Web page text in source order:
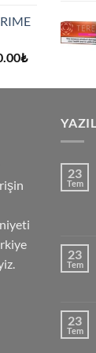
fiyat:
7,500.00₺.
₺Şu
fiyat:
23
Tem
23
Tem
23
Tem